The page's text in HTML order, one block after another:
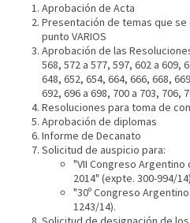
Aprobación de Acta
Presentación de temas que
punto VARIOS
Aprobación de las
568, 572 a 577, 597, 602 a 609,
648, 652, 654, 664, 666, 668,
692, 696 a 698, 700 a 703, 706,
Resoluciones para toma de
Aprobación de diplomas
Informe de Decanato
Solicitud de auspicio para:
"VII Congreso Argentino
2014" (expte. 300-994/
"30º Congreso
1243/14).